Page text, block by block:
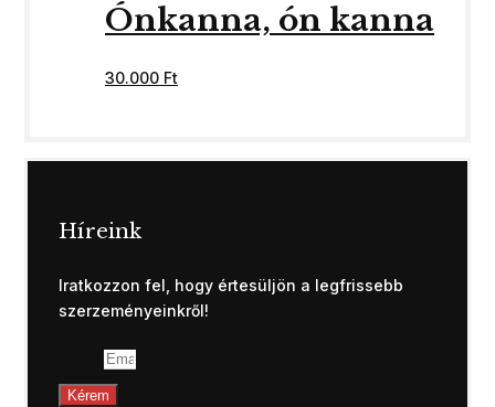
Ónkanna, ón kanna
30.000 Ft
Híreink
Iratkozzon fel, hogy értesüljön a legfrissebb
szerzeményeinkről!
Kérem